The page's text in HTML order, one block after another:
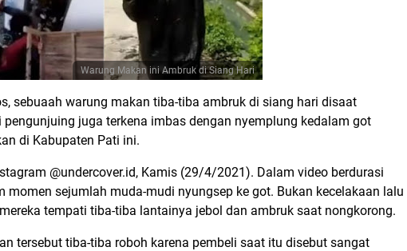
Warung Makan ini Ambruk di Siang Hari
sebuaah warung makan tiba-tiba ambruk di siang hari disaat
juga terkena imbas dengan nyemplung kedalam got
di Kabupaten Pati ini.
@undercover.id, Kamis (29/4/2021). Dalam video berdurasi
momen sejumlah muda-mudi nyungsep ke got. Bukan kecelakaan lalu
tempati tiba-tiba lantainya jebol dan ambruk saat nongkorong.
tersebut tiba-tiba roboh karena pembeli saat itu disebut sangat